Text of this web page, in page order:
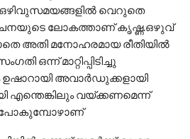
ഒഴിവുസമയങ്ങളിൽ വെറുതെ
ലോകത്താണ് കൃഷ്ണ.ഒഴുവ്
അതി മനോഹരമായ രീതിയിൽ
ഒന്ന് മാറ്റിപ്പിടിച്ചു
അവാർഡുക്കളായി
എന്തെങ്കിലും വയ്ക്കണമെന്ന്
പോകുമ്പോഴാണ്